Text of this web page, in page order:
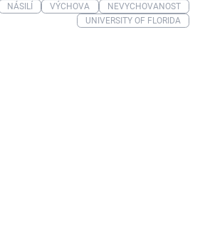
NÁSILÍ VÝCHOVA
NEVYCHOVANOST
UNIVERSITY OF FLORIDA